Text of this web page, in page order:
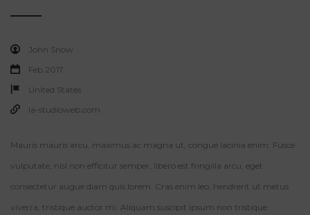
John Snow
Feb 2017
United States
la-studioweb.com
Mauris mauris arcu, maximus ac magna ut, congue lacinia enim. Fusce
vulputate, nisl non efficitur semper, libero est fringilla arcu, eget
consectetur augue diam quis lorem. Cras enim leo, hendrerit ut metus
viverra, tristique auctor mi. Aliquam suscipit ipsum non tristique